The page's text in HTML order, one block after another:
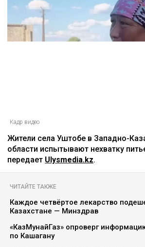
Кадр видео
Жители села Уштобе в Западно-
области испытывают нехватку
передает Ulysmedia.kz.
ЧИТАЙТЕ ТАКЖЕ
Каждое четвёртое лекарство
Казахстане — Минздрав
«КазМунайГаз» опроверг
по Кашагану